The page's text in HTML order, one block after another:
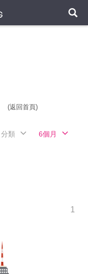
(返回首頁)
分類 6個月
1